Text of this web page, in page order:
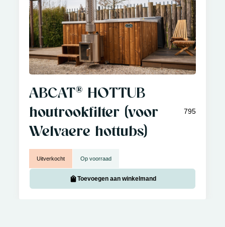
ABCAT® HOTTUB
houtrookfilter (voor
Welvaere hottubs)
795
Uitverkocht Op voorraad
Toevoegen aan winkelmand